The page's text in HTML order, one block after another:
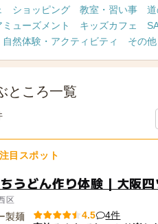
ショッピング 教室・習い事
ミューズメント キッズカフェ
自然体験・アクティビティ その他
ところ一覧
目スポット
うどん作り体験｜大阪四
区
4.5
4件